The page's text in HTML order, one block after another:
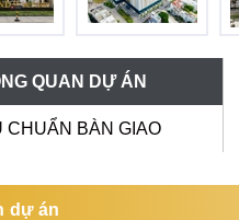
QUAN DỰ ÁN
CHUẨN BÀN GIAO
dự án